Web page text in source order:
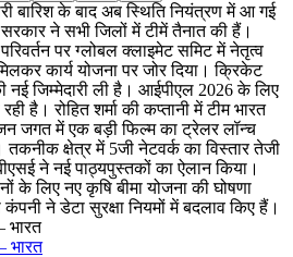
बारिश के बाद अब स्थिति नियंत्रण में आ गई
ने सभी जिलों में टीमें तैनात की हैं।
पर ग्लोबल क्लाइमेट समिट में नेतृत्व
कार्य योजना पर जोर दिया। क्रिकेट
नई जिम्मेदारी ली है। आईपीएल 2026 के लिए
है। रोहित शर्मा की कप्तानी में टीम भारत
जगत में एक बड़ी फिल्म का ट्रेलर लॉन्च
क्षेत्र में 5जी नेटवर्क का विस्तार तेजी
ने नई पाठ्यपुस्तकों का ऐलान किया।
के लिए नए कृषि बीमा योजना की घोषणा
ने डेटा सुरक्षा नियमों में बदलाव किए हैं।
भारत
भारत